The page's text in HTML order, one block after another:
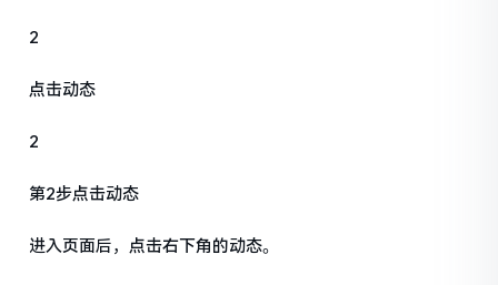
2
点击动态
2
第2步点击动态
进入页面后，点击右下角的动态。